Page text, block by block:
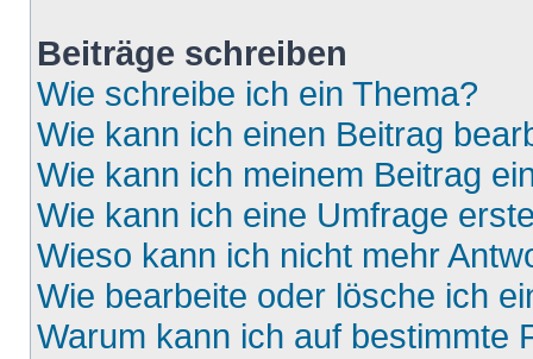
Beiträge schreiben
Wie schreibe ich ein Thema?
Wie kann ich einen Beitrag
Wie kann ich meinem Beitrag
Wie kann ich eine Umfrage
Wieso kann ich nicht mehr
Wie bearbeite oder lösche ich
Warum kann ich auf bestimmte